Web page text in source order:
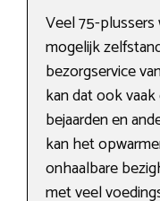
Veel 75-
mogelijk
bezorgservice
kan dat ook
bejaarden en
kan het
onhaalbare
met veel